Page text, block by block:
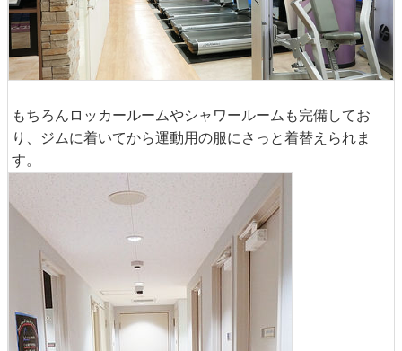
もちろんロッカールームやシャワールームも完備してお
り、ジムに着いてから運動用の服にさっと着替えられま
す。